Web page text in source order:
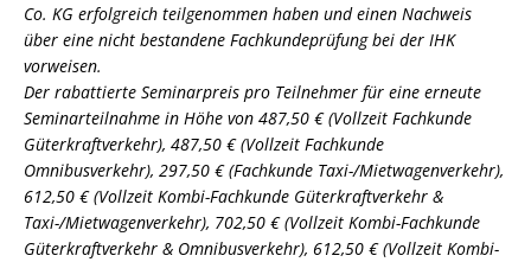
Co. KG erfolgreich teilgenommen haben und einen Nachweis
über eine nicht bestandene Fachkundeprüfung bei der IHK
vorweisen.
Der rabattierte Seminarpreis pro Teilnehmer für eine erneute
Seminarteilnahme in Höhe von 487,50 € (Vollzeit Fachkunde
Güterkraftverkehr), 487,50 € (Vollzeit Fachkunde
Omnibusverkehr), 297,50 € (Fachkunde Taxi-/Mietwagenverkehr),
612,50 € (Vollzeit Kombi-Fachkunde Güterkraftverkehr &
Taxi-/Mietwagenverkehr), 702,50 € (Vollzeit Kombi-Fachkunde
Güterkraftverkehr & Omnibusverkehr), 612,50 € (Vollzeit Kombi-